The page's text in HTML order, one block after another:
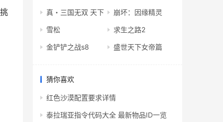
真・三国无双 天下 崩坏：因缘精灵
雪松 求生之路2
金铲铲之战s8 盛世天下女帝篇
猜你喜欢
红色沙漠配置要求详情
泰拉瑞亚指令代码大全 最新物品ID一览